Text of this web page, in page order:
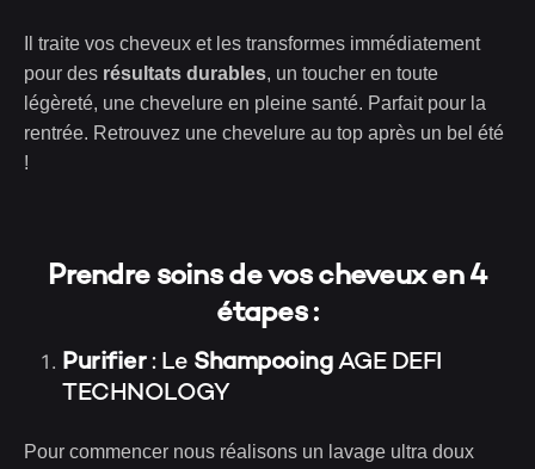
Il traite vos cheveux et les transformes immédiatement
pour des résultats durables, un toucher en toute
légèreté, une chevelure en pleine santé. Parfait pour la
rentrée. Retrouvez une chevelure au top après un bel été
!
Prendre soins de vos cheveux en 4
étapes :
Purifier: Le ShampooingAGE DEFI
TECHNOLOGY
Pour commencer nous réalisons un lavage ultra doux